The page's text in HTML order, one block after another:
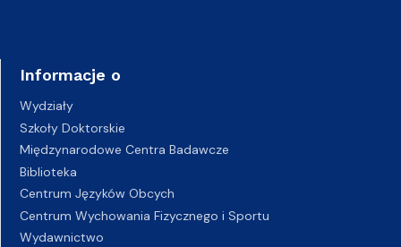
Informacje o
Wydziały
Szkoły Doktorskie
Międzynarodowe Centra Badawcze
Biblioteka
Centrum Języków Obcych
Centrum Wychowania Fizycznego i Sportu
Wydawnictwo